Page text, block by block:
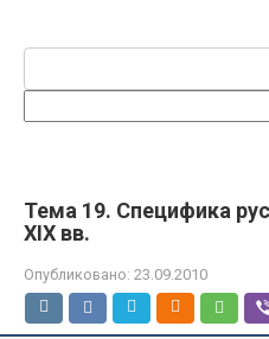
Тема 19. Специфика
XIX вв.
Опубликовано: 23.09.2010